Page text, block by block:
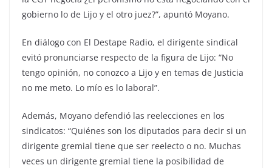
gobierno lo de Lijo y el otro juez?”, apuntó Moyano.
En diálogo con El Destape Radio, el dirigente sindical
evitó pronunciarse respecto de la figura de Lijo: “No
tengo opinión, no conozco a Lijo y en temas de Justicia
no me meto. Lo mío es lo laboral”.
Además, Moyano defendió las reelecciones en los
sindicatos: “Quiénes son los diputados para decir si un
dirigente gremial tiene que ser reelecto o no. Muchas
veces un dirigente gremial tiene la posibilidad de